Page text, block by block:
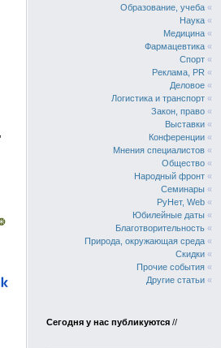
Образование, учеба «
Наука «
Медицина «
Фармацевтика «
Спорт «
Реклама, PR «
Деловое «
Логистика и транспорт «
Закон, право «
Выставки «
Конференции «
Мнения специалистов «
Общество «
Народный фронт «
Семинары «
РуНет, Web «
Юбилейные даты «
Благотворительность «
Природа, окружающая среда «
Скидки «
Прочие события «
Другие статьи «
Сегодня у нас публикуются //